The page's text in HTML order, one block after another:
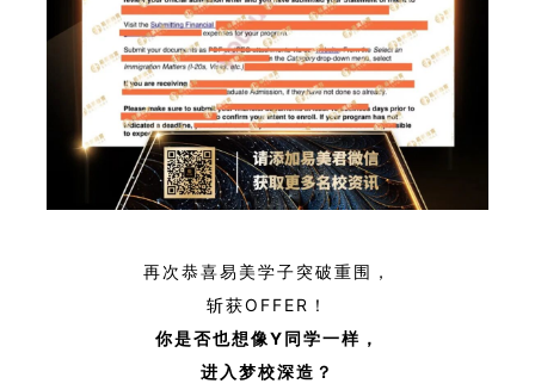
再次恭喜易美学子突破重围，
斩获OFFER！
你是否也想像Y同学一样，
进入梦校深造？